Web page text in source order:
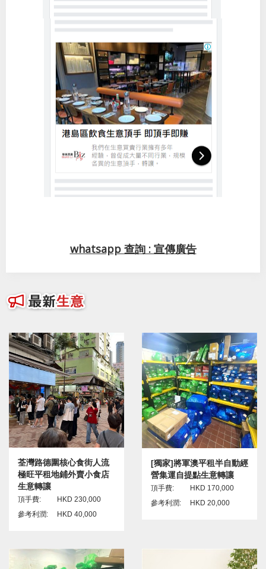
whatsapp 查詢 : 宣傳廣告
荃灣路德圍核心食街人流
極旺平租地鋪外賣小食店
生意轉讓
頂手費:
HKD 230,000
參考利潤:
HKD 40,000
[獨家]將軍澳平租半自動經
營集運自提點生意轉讓
頂手費:
HKD 170,000
參考利潤:
HKD 20,000